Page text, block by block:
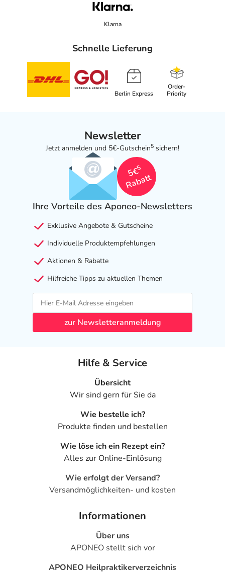
Klarna
Schnelle Lieferung
Berlin Express
Order-
Priority
Newsletter
Jetzt anmelden und 5€-Gutschein5 sichern!
5€
5
Rabatt
Ihre Vorteile des Aponeo-Newsletters
Exklusive Angebote & Gutscheine
Individuelle Produktempfehlungen
Aktionen & Rabatte
Hilfreiche Tipps zu aktuellen Themen
zur Newsletteranmeldung
Hilfe & Service
Übersicht
Wir sind gern für Sie da
Wie bestelle ich?
Produkte finden und bestellen
Wie löse ich ein Rezept ein?
Alles zur Online-Einlösung
Wie erfolgt der Versand?
Versandmöglichkeiten- und kosten
Informationen
Über uns
APONEO stellt sich vor
APONEO Heilpraktikerverzeichnis